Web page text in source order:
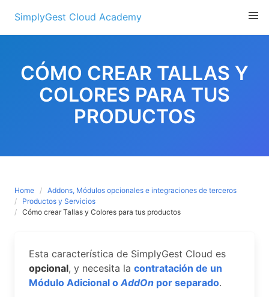
content
SimplyGest Cloud Academy
CÓMO CREAR TALLAS Y
COLORES PARA TUS
PRODUCTOS
Home
Addons, Módulos opcionales e integraciones de terceros
Productos y Servicios
Cómo crear Tallas y Colores para tus productos
Esta característica de SimplyGest Cloud es
opcional, y necesita la contratación de un
Módulo Adicional oAddOn por separado.